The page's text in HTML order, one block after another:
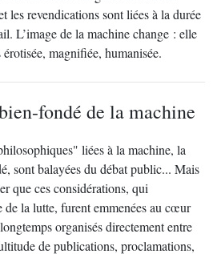
les revendications sont liées à la durée
L’image de la machine change : elle
magnifiée, humanisée.
fondé de la machine
liées à la machine, la
sont balayées du débat public... Mais
que ces considérations, qui
de la lutte, furent emmenées au cœur
organisés directement entre
de publications, proclamations,